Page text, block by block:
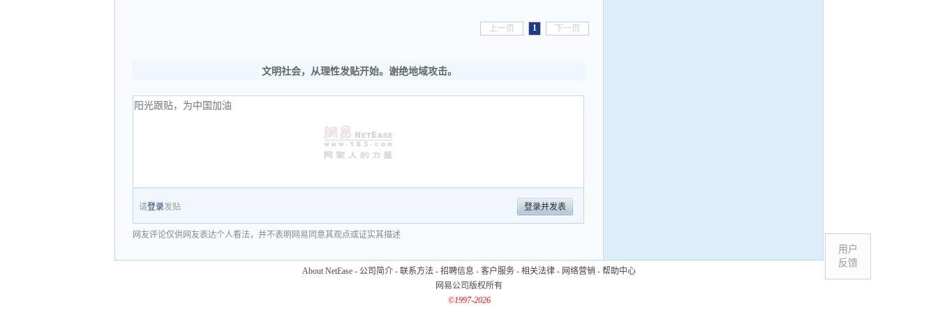
上一页 1 下一页
文明社会，从理性发贴开始。谢绝地域攻击。
请登录发贴 登录并发表
网友评论仅供网友表达个人看法，并不表明网易同意其观点或证实其描述
用户
反馈
About NetEase - 公司简介 - 联系方法 - 招聘信息 - 客户服务 - 相关法律 - 网络营销 - 帮助中心
网易公司版权所有
©1997-2026